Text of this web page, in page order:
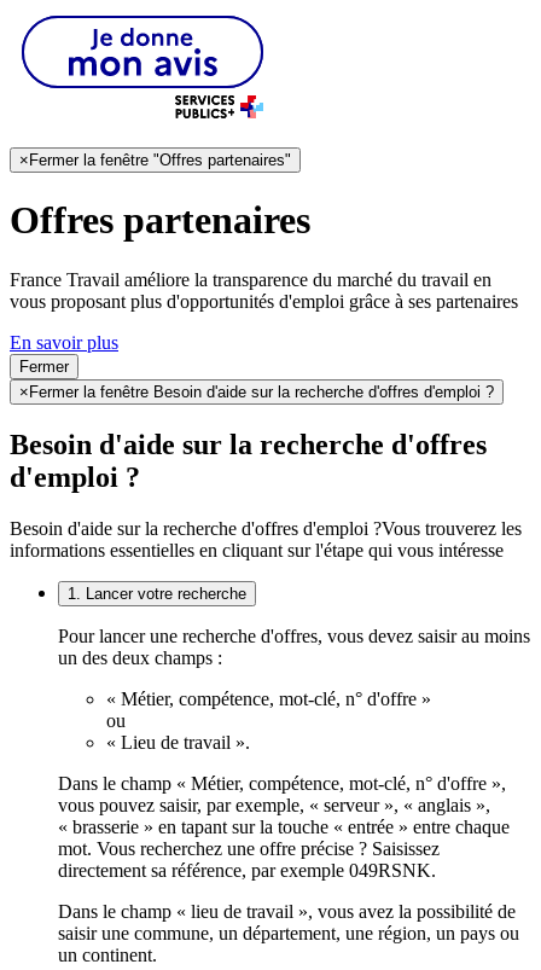
× Fermer la fenêtre "Offres partenaires"
Offres partenaires
France Travail améliore la transparence du marché du travail en
vous proposant plus d'opportunités d'emploi grâce à ses partenaires
En savoir plus
Fermer
×Fermer la fenêtre Besoin d'aide sur la recherche d'offres d'emploi ?
Besoin d'aide sur la recherche d'offres
d'emploi ?
Besoin d'aide sur la recherche d'offres d'emploi ?Vous trouverez les
informations essentielles en cliquant sur l'étape qui vous intéresse
1. Lancer votre recherche
Pour lancer une recherche d'offres, vous devez saisir au moins
un des deux champs :
« Métier, compétence, mot-clé, n° d'offre »
ou
« Lieu de travail ».
Dans le champ « Métier, compétence, mot-clé, n° d'offre »,
vous pouvez saisir, par exemple, « serveur », « anglais »,
« brasserie » en tapant sur la touche « entrée » entre chaque
mot. Vous recherchez une offre précise ? Saisissez
directement sa référence, par exemple 049RSNK.
Dans le champ « lieu de travail », vous avez la possibilité de
saisir une commune, un département, une région, un pays ou
un continent.